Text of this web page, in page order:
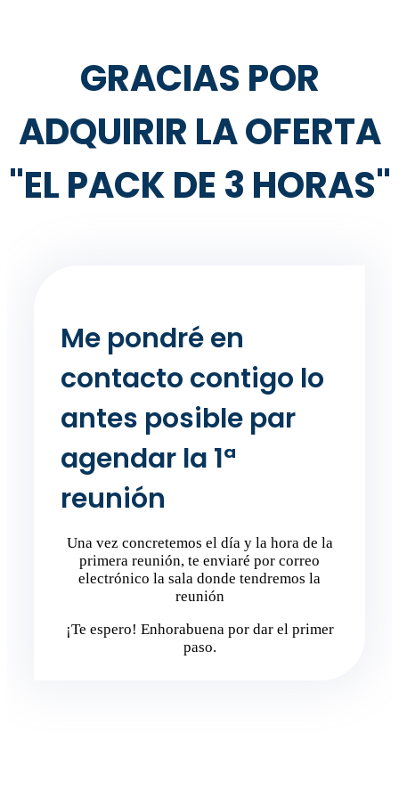
GRACIAS POR
ADQUIRIR LA OFERTA
"EL PACK DE 3 HORAS"
Me pondré en
contacto contigo lo
antes posible par
agendar la 1ª
reunión
Una vez concretemos el día y la hora de la
primera reunión, te enviaré por correo
electrónico la sala donde tendremos la
reunión
¡Te espero! Enhorabuena por dar el primer
paso.